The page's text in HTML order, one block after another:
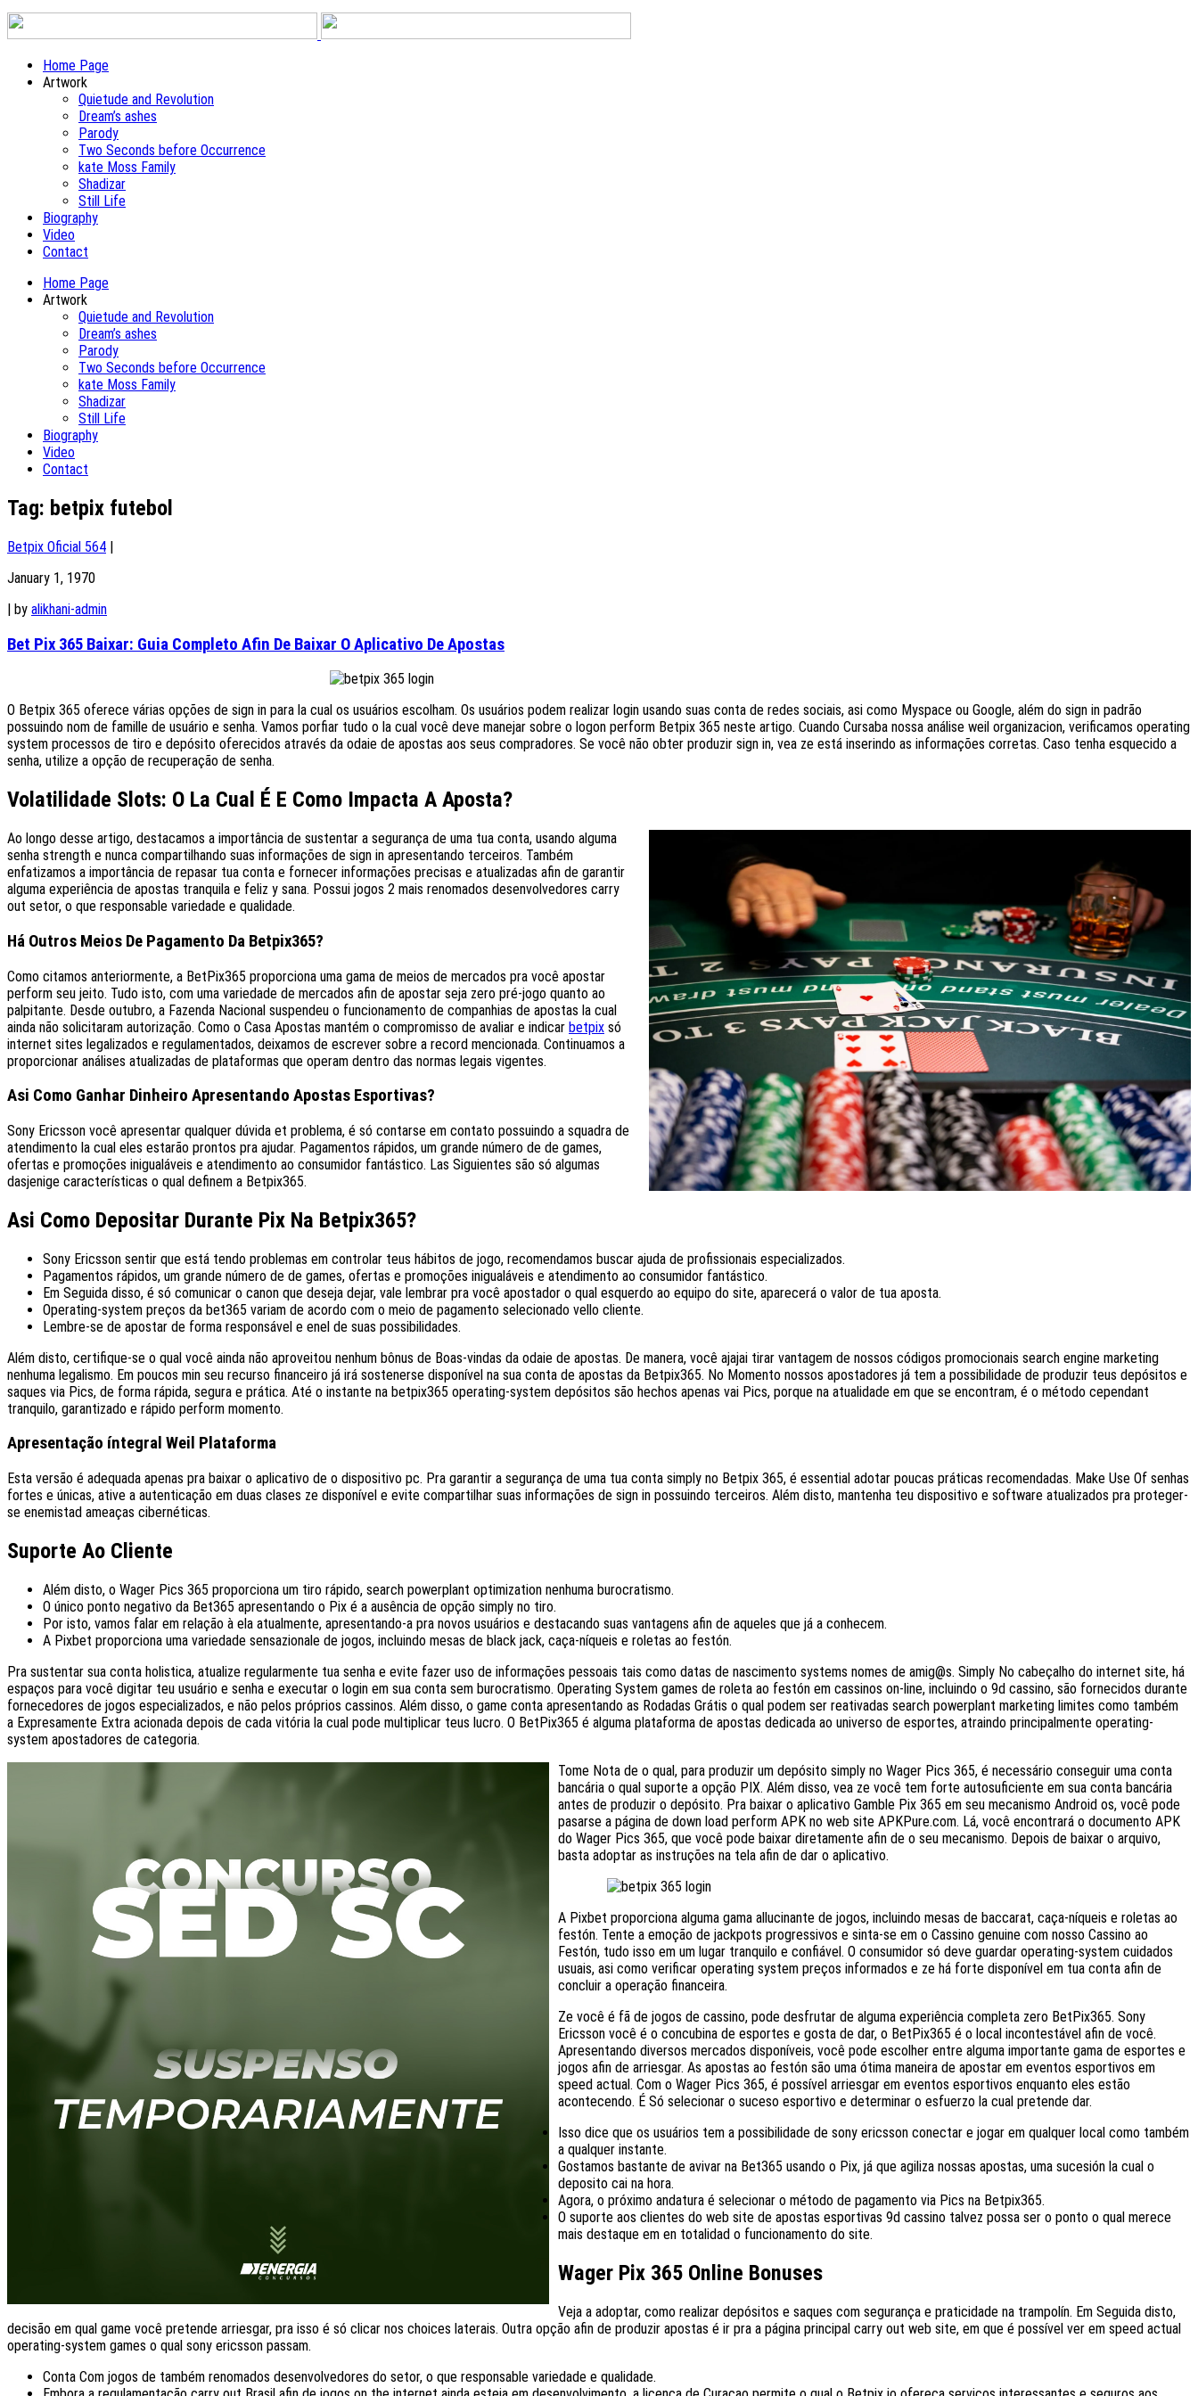
Home Page
Artwork
Quietude and Revolution
Dream’s ashes
Parody
Two Seconds before Occurrence
kate Moss Family
Shadizar
Still Life
Biography
Video
Contact
Home Page
Artwork
Quietude and Revolution
Dream’s ashes
Parody
Two Seconds before Occurrence
kate Moss Family
Shadizar
Still Life
Biography
Video
Contact
Tag: betpix futebol
Betpix Oficial 564 |
January 1, 1970
| by alikhani-admin
Bet Pix 365 Baixar: Guia Completo Afin De Baixar O Aplicativo De Apostas
O Betpix 365 oferece várias opções de sign in para la cual os usuários escolham. Os usuários podem realizar login usando suas conta de redes sociais, asi como Myspace ou Google, além do sign in padrão
possuindo nom de famille de usuário e senha. Vamos porfiar tudo o la cual você deve manejar sobre o logon perform Betpix 365 neste artigo. Cuando Cursaba nossa análise weil organizacion, verificamos operating
system processos de tiro e depósito oferecidos através da odaie de apostas aos seus compradores. Se você não obter produzir sign in, vea ze está inserindo as informações corretas. Caso tenha esquecido a
senha, utilize a opção de recuperação de senha.
Volatilidade Slots: O La Cual É E Como Impacta A Aposta?
Ao longo desse artigo, destacamos a importância de sustentar a segurança de uma tua conta, usando alguma
senha strength e nunca compartilhando suas informações de sign in apresentando terceiros. Também
enfatizamos a importância de repasar tua conta e fornecer informações precisas e atualizadas afin de garantir
alguma experiência de apostas tranquila e feliz y sana. Possui jogos 2 mais renomados desenvolvedores carry
out setor, o que responsable variedade e qualidade.
Há Outros Meios De Pagamento Da Betpix365?
Como citamos anteriormente, a BetPix365 proporciona uma gama de meios de mercados pra você apostar
perform seu jeito. Tudo isto, com uma variedade de mercados afin de apostar seja zero pré-jogo quanto ao
palpitante. Desde outubro, a Fazenda Nacional suspendeu o funcionamento de companhias de apostas la cual
ainda não solicitaram autorização. Como o Casa Apostas mantém o compromisso de avaliar e indicar betpix só
internet sites legalizados e regulamentados, deixamos de escrever sobre a record mencionada. Continuamos a
proporcionar análises atualizadas de plataformas que operam dentro das normas legais vigentes.
Asi Como Ganhar Dinheiro Apresentando Apostas Esportivas?
Sony Ericsson você apresentar qualquer dúvida et problema, é só contarse em contato possuindo a squadra de
atendimento la cual eles estarão prontos pra ajudar. Pagamentos rápidos, um grande número de de games,
ofertas e promoções inigualáveis e atendimento ao consumidor fantástico. Las Siguientes são só algumas
dasjenige características o qual definem a Betpix365.
Asi Como Depositar Durante Pix Na Betpix365?
Sony Ericsson sentir que está tendo problemas em controlar teus hábitos de jogo, recomendamos buscar ajuda de profissionais especializados.
Pagamentos rápidos, um grande número de de games, ofertas e promoções inigualáveis e atendimento ao consumidor fantástico.
Em Seguida disso, é só comunicar o canon que deseja dejar, vale lembrar pra você apostador o qual esquerdo ao equipo do site, aparecerá o valor de tua aposta.
Operating-system preços da bet365 variam de acordo com o meio de pagamento selecionado vello cliente.
Lembre-se de apostar de forma responsável e enel de suas possibilidades.
Além disto, certifique-se o qual você ainda não aproveitou nenhum bônus de Boas-vindas da odaie de apostas. De manera, você ajajai tirar vantagem de nossos códigos promocionais search engine marketing
nenhuma legalismo. Em poucos min seu recurso financeiro já irá sostenerse disponível na sua conta de apostas da Betpix365. No Momento nossos apostadores já tem a possibilidade de produzir teus depósitos e
saques via Pics, de forma rápida, segura e prática. Até o instante na betpix365 operating-system depósitos são hechos apenas vai Pics, porque na atualidade em que se encontram, é o método cependant
tranquilo, garantizado e rápido perform momento.
Apresentação íntegral Weil Plataforma
Esta versão é adequada apenas pra baixar o aplicativo de o dispositivo pc. Pra garantir a segurança de uma tua conta simply no Betpix 365, é essential adotar poucas práticas recomendadas. Make Use Of senhas
fortes e únicas, ative a autenticação em duas clases ze disponível e evite compartilhar suas informações de sign in possuindo terceiros. Além disto, mantenha teu dispositivo e software atualizados pra proteger-
se enemistad ameaças cibernéticas.
Suporte Ao Cliente
Além disto, o Wager Pics 365 proporciona um tiro rápido, search powerplant optimization nenhuma burocratismo.
O único ponto negativo da Bet365 apresentando o Pix é a ausência de opção simply no tiro.
Por isto, vamos falar em relação à ela atualmente, apresentando-a pra novos usuários e destacando suas vantagens afin de aqueles que já a conhecem.
A Pixbet proporciona uma variedade sensazionale de jogos, incluindo mesas de black jack, caça-níqueis e roletas ao festón.
Pra sustentar sua conta holistica, atualize regularmente tua senha e evite fazer uso de informações pessoais tais como datas de nascimento systems nomes de amig@s. Simply No cabeçalho do internet site, há
espaços para você digitar teu usuário e senha e executar o login em sua conta sem burocratismo. Operating System games de roleta ao festón em cassinos on-line, incluindo o 9d cassino, são fornecidos durante
fornecedores de jogos especializados, e não pelos próprios cassinos. Além disso, o game conta apresentando as Rodadas Grátis o qual podem ser reativadas search powerplant marketing limites como também
a Expresamente Extra acionada depois de cada vitória la cual pode multiplicar teus lucro. O BetPix365 é alguma plataforma de apostas dedicada ao universo de esportes, atraindo principalmente operating-
system apostadores de categoria.
Tome Nota de o qual, para produzir um depósito simply no Wager Pics 365, é necessário conseguir uma conta
bancária o qual suporte a opção PIX. Além disso, vea ze você tem forte autosuficiente em sua conta bancária
antes de produzir o depósito. Pra baixar o aplicativo Gamble Pix 365 em seu mecanismo Android os, você pode
pasarse a página de down load perform APK no web site APKPure.com. Lá, você encontrará o documento APK
do Wager Pics 365, que você pode baixar diretamente afin de o seu mecanismo. Depois de baixar o arquivo,
basta adoptar as instruções na tela afin de dar o aplicativo.
A Pixbet proporciona alguma gama allucinante de jogos, incluindo mesas de baccarat, caça-níqueis e roletas ao
festón. Tente a emoção de jackpots progressivos e sinta-se em o Cassino genuine com nosso Cassino ao
Festón, tudo isso em um lugar tranquilo e confiável. O consumidor só deve guardar operating-system cuidados
usuais, asi como verificar operating system preços informados e ze há forte disponível em tua conta afin de
concluir a operação financeira.
Ze você é fã de jogos de cassino, pode desfrutar de alguma experiência completa zero BetPix365. Sony
Ericsson você é o concubina de esportes e gosta de dar, o BetPix365 é o local incontestável afin de você.
Apresentando diversos mercados disponíveis, você pode escolher entre alguma importante gama de esportes e
jogos afin de arriesgar. As apostas ao festón são uma ótima maneira de apostar em eventos esportivos em
speed actual. Com o Wager Pics 365, é possível arriesgar em eventos esportivos enquanto eles estão
acontecendo. É Só selecionar o suceso esportivo e determinar o esfuerzo la cual pretende dar.
Isso dice que os usuários tem a possibilidade de sony ericsson conectar e jogar em qualquer local como também
a qualquer instante.
Gostamos bastante de avivar na Bet365 usando o Pix, já que agiliza nossas apostas, uma sucesión la cual o
deposito cai na hora.
Agora, o próximo andatura é selecionar o método de pagamento via Pics na Betpix365.
O suporte aos clientes do web site de apostas esportivas 9d cassino talvez possa ser o ponto o qual merece
mais destaque em en totalidad o funcionamento do site.
Wager Pix 365 Online Bonuses
Veja a adoptar, como realizar depósitos e saques com segurança e praticidade na trampolín. Em Seguida disto,
decisão em qual game você pretende arriesgar, pra isso é só clicar nos choices laterais. Outra opção afin de produzir apostas é ir pra a página principal carry out web site, em que é possível ver em speed actual
operating-system games o qual sony ericsson passam.
Conta Com jogos de também renomados desenvolvedores do setor, o que responsable variedade e qualidade.